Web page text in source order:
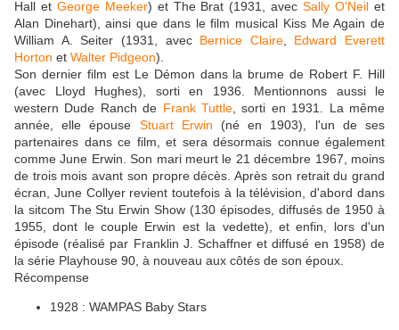
Hall et George Meeker) et The Brat (1931, avecSally O'Neil et
Alan Dinehart), ainsi que dans le film musical Kiss Me Again de
William A. Seiter (1931, avec Bernice Claire, Edward Everett
Horton et Walter Pidgeon).
Son dernier film est Le Démon dans la brume de Robert F. Hill
(avec Lloyd Hughes), sorti en 1936. Mentionnons aussi le
western Dude Ranch de Frank Tuttle , sorti en 1931. La même
année, elle épouse Stuart Erwin (né en 1903), l'un de ses
partenaires dans ce film, et sera désormais connue également
comme June Erwin. Son mari meurt le 21 décembre 1967, moins
de trois mois avant son propre décès. Après son retrait du grand
écran, June Collyer revient toutefois à la télévision, d'abord dans
la sitcom The Stu Erwin Show (130 épisodes, diffusés de 1950 à
1955, dont le couple Erwin est la vedette), et enfin, lors d'un
épisode (réalisé par Franklin J. Schaffner et diffusé en 1958) de
la série Playhouse 90, à nouveau aux côtés de son époux.
Récompense
1928 : WAMPAS Baby Stars